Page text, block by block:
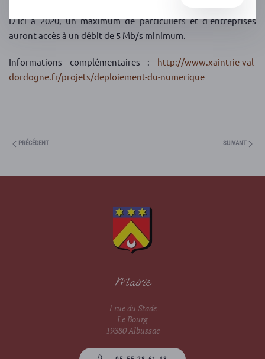
D’ici à 2020, un maximum de particuliers et d’entreprises
auront accès à un débit de 5 Mb/s minimum.
Informations complémentaires : http://www.xaintrie-val-
dordogne.fr/projets/deploiement-du-numerique
PRÉCÉDENT SUIVANT
Mairie
1 rue du Stade
Le Bourg
19380 Albussac